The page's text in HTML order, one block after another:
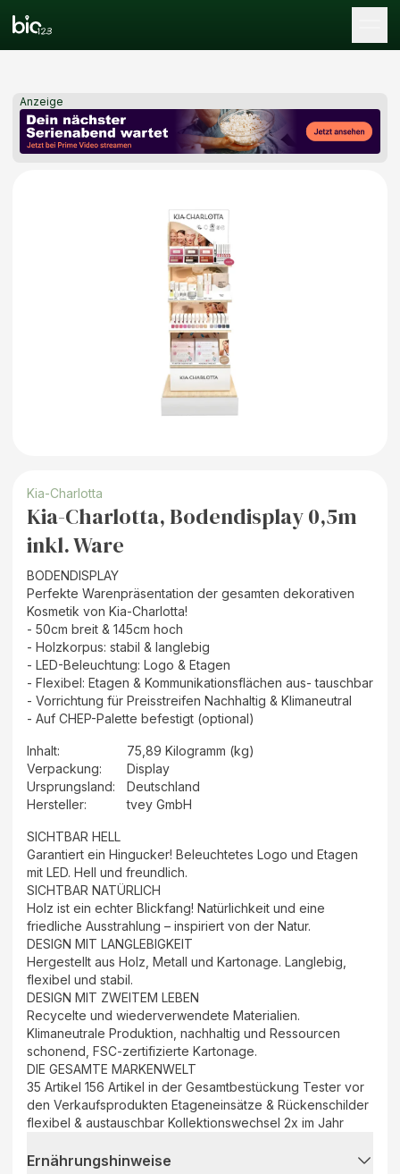
Anzeige
Kia-Charlotta
Kia-Charlotta, Bodendisplay 0,5m
inkl. Ware
BODENDISPLAY
Perfekte Warenpräsentation der gesamten dekorativen
Kosmetik von Kia-Charlotta!
- 50cm breit & 145cm hoch
- Holzkorpus: stabil & langlebig
- LED-Beleuchtung: Logo & Etagen
- Flexibel: Etagen & Kommunikationsflächen aus- tauschbar
- Vorrichtung für Preisstreifen Nachhaltig & Klimaneutral
- Auf CHEP-Palette befestigt (optional)
Inhalt:
75,89 Kilogramm (kg)
Verpackung:
Display
Ursprungsland:
Deutschland
Hersteller: tvey GmbH
SICHTBAR HELL
Garantiert ein Hingucker! Beleuchtetes Logo und Etagen
mit LED. Hell und freundlich.
SICHTBAR NATÜRLICH
Holz ist ein echter Blickfang! Natürlichkeit und eine
friedliche Ausstrahlung – inspiriert von der Natur.
DESIGN MIT LANGLEBIGKEIT
Hergestellt aus Holz, Metall und Kartonage. Langlebig,
flexibel und stabil.
DESIGN MIT ZWEITEM LEBEN
Recycelte und wiederverwendete Materialien.
Klimaneutrale Produktion, nachhaltig und Ressourcen
schonend, FSC-zertifizierte Kartonage.
DIE GESAMTE MARKENWELT
35 Artikel 156 Artikel in der Gesamtbestückung Tester vor
den Verkaufsprodukten Etageneinsätze & Rückenschilder
flexibel & austauschbar Kollektionswechsel 2x im Jahr
Ernährungshinweise